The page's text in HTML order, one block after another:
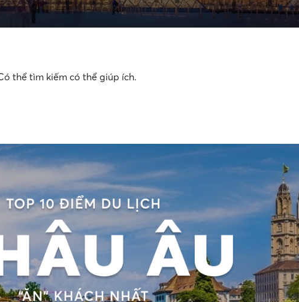
thể tìm kiếm có thể giúp ích.